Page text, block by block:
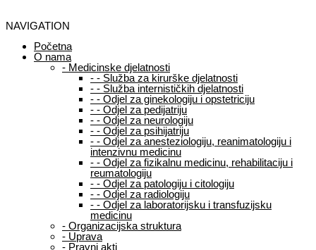
NAVIGATION
Početna
O nama
- Medicinske djelatnosti
- - Služba za kirurške djelatnosti
- - Služba internističkih djelatnosti
- - Odjel za ginekologiju i opstetriciju
- - Odjel za pedijatriju
- - Odjel za neurologiju
- - Odjel za psihijatriju
- - Odjel za anesteziologiju, reanimatologiju i
intenzivnu medicinu
- - Odjel za fizikalnu medicinu, rehabilitaciju i
reumatologiju
- - Odjel za patologiju i citologiju
- - Odjel za radiologiju
- - Odjel za laboratorijsku i transfuzijsku
medicinu
- Organizacijska struktura
- Uprava
- Pravni akti